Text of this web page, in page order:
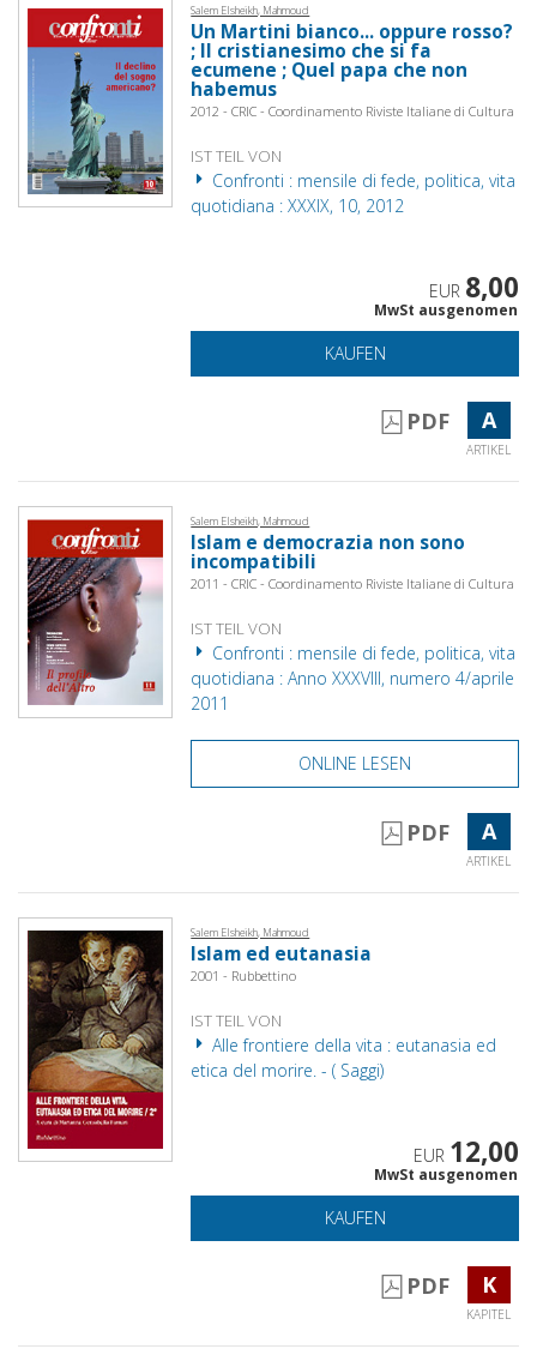
Salem Elsheikh, Mahmoud
Un Martini bianco... oppure rosso?
; Il cristianesimo che si fa
ecumene ; Quel papa che non
habemus
2012 - CRIC - Coordinamento Riviste Italiane di Cultura
IST TEIL VON
Confronti : mensile di fede, politica, vita
quotidiana : XXXIX, 10, 2012
EUR 8,00
MwSt ausgenomen
KAUFEN
PDF A
ARTIKEL
Salem Elsheikh, Mahmoud
Islam e democrazia non sono
incompatibili
2011 - CRIC - Coordinamento Riviste Italiane di Cultura
IST TEIL VON
Confronti : mensile di fede, politica, vita
quotidiana : Anno XXXVIII, numero 4/aprile
2011
ONLINE LESEN
PDF A
ARTIKEL
Salem Elsheikh, Mahmoud
Islam ed eutanasia
2001 - Rubbettino
IST TEIL VON
Alle frontiere della vita : eutanasia ed
etica del morire. - ( Saggi)
EUR 12,00
MwSt ausgenomen
KAUFEN
PDF K
KAPITEL